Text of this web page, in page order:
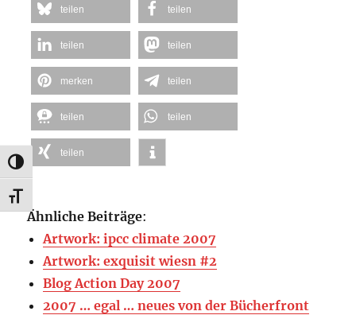
UMSCHALTEN AUF HOHE KONTRASTE
SCHRIFT VERGRÖSSERN
teilen teilen
teilen teilen
merken teilen
teilen teilen
teilen
Ähnliche Beiträge:
Artwork: ipcc climate 2007
Artwork: exquisit wiesn #2
Blog Action Day 2007
2007 … egal … neues von der Bücherfront